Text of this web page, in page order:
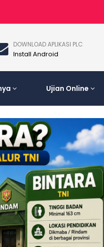
DOWNLOAD APLIKASI PLC
Install Android
Ujian Online